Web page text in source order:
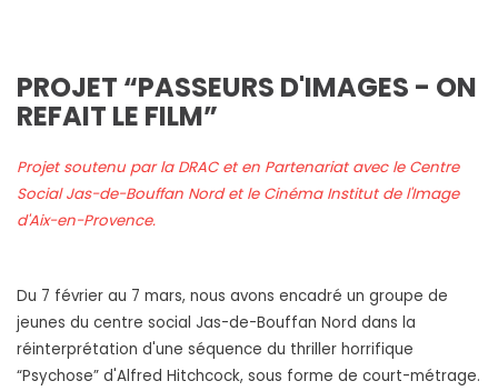
PROJET “PASSEURS D'IMAGES - ON
REFAIT LE FILM”
Projet soutenu par la DRAC et en Partenariat avec le Centre
Social Jas-de-Bouffan Nord et le Cinéma Institut de l'Image
d'Aix-en-Provence.
Du 7 février au 7 mars, nous avons encadré un groupe de
jeunes du centre social Jas-de-Bouffan Nord dans la
réinterprétation d'une séquence du thriller horrifique
“Psychose” d'Alfred Hitchcock, sous forme de court-métrage.